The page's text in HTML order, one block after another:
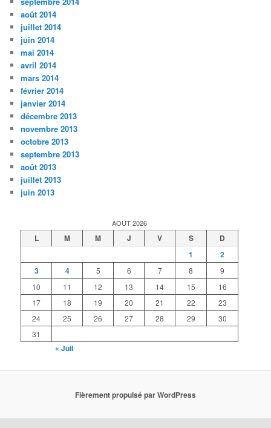
août 2014
juillet 2014
juin 2014
mai 2014
avril 2014
mars 2014
février 2014
janvier 2014
décembre 2013
novembre 2013
octobre 2013
septembre 2013
août 2013
juillet 2013
juin 2013
AOÛT 2026
L M M J V S
D
1
2
3
4 5 6 7 8
9
10
11 12 13 14 15
16
17
18 19 20 21 22
23
24
25 26 27 28 29
30
31
« Juil
Fièrement propulsé par WordPress